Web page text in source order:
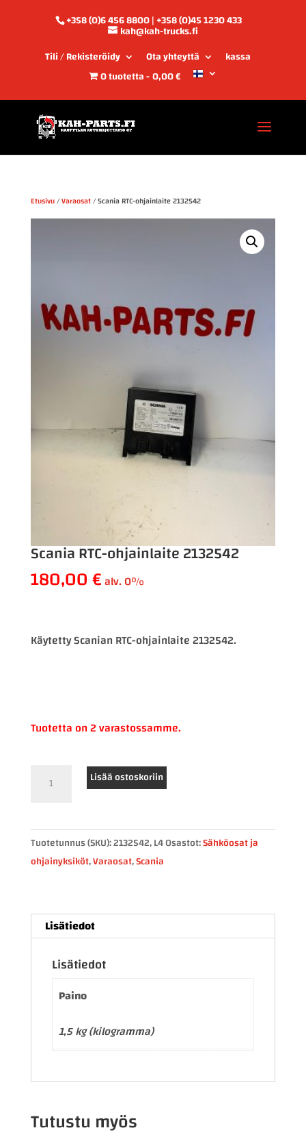
+358 (0)6 456 8800 | +358 (0)45 1230 433
kah@kah-trucks.fi
Tili / Rekisteröidy
Ota yhteyttä
kassa
0 tuotetta 0,00 €
Etusivu/Varaosat/ Scania RTC-ohjainlaite 2132542
Scania RTC-ohjainlaite 2132542
180,00€alv. 0%
Käytetty Scanian RTC-ohjainlaite 2132542.
Tuotetta on 2 varastossamme.
RTC-
2132542
määrä
Lisää ostoskoriin
Tuotetunnus (SKU):2132542, L4Osastot:Sähköosat ja
ohjainyksiköt,Varaosat,Scania
Lisätiedot
Lisätiedot
Paino
1,5 kg (kilogramma)
Tutustu myös